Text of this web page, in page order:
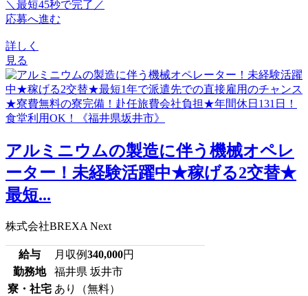
＼最短45秒で完了／
応募へ進む
詳しく
見る
アルミニウムの製造に伴う機械オペレ
ーター！未経験活躍中★稼げる2交替★
最短...
株式会社BREXA Next
給与 月収例340,000円
勤務地
福井県 坂井市
寮・社宅 あり（無料）